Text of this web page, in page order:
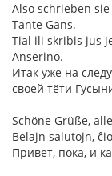
Also schrieben
Tante Gans.
Tial ili skribis jus
Anserino.
Итак уже на
своей тёти
Schöne Grüße,
Belajn salutojn,
Привет, пока, и